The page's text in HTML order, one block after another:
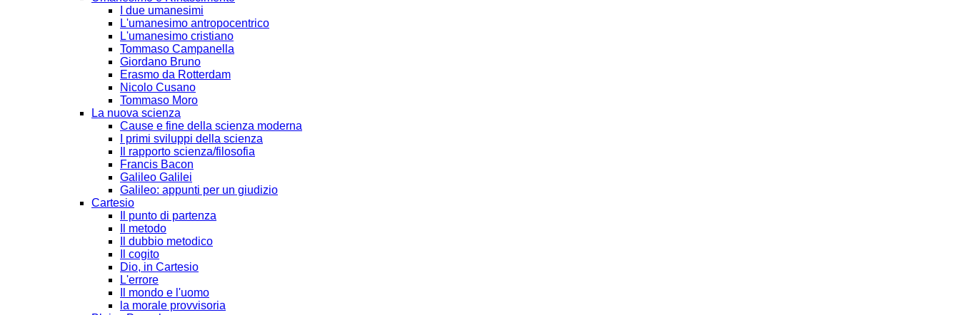
I due umanesimi
L'umanesimo antropocentrico
L'umanesimo cristiano
Tommaso Campanella
Giordano Bruno
Erasmo da Rotterdam
Nicolo Cusano
Tommaso Moro
La nuova scienza
Cause e fine della scienza moderna
I primi sviluppi della scienza
Il rapporto scienza/filosofia
Francis Bacon
Galileo Galilei
Galileo: appunti per un giudizio
Cartesio
Il punto di partenza
Il metodo
Il dubbio metodico
Il cogito
Dio, in Cartesio
L'errore
Il mondo e l'uomo
la morale provvisoria